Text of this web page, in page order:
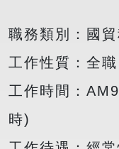
職務類別：國
工作性質：全職
工作時間：
時)